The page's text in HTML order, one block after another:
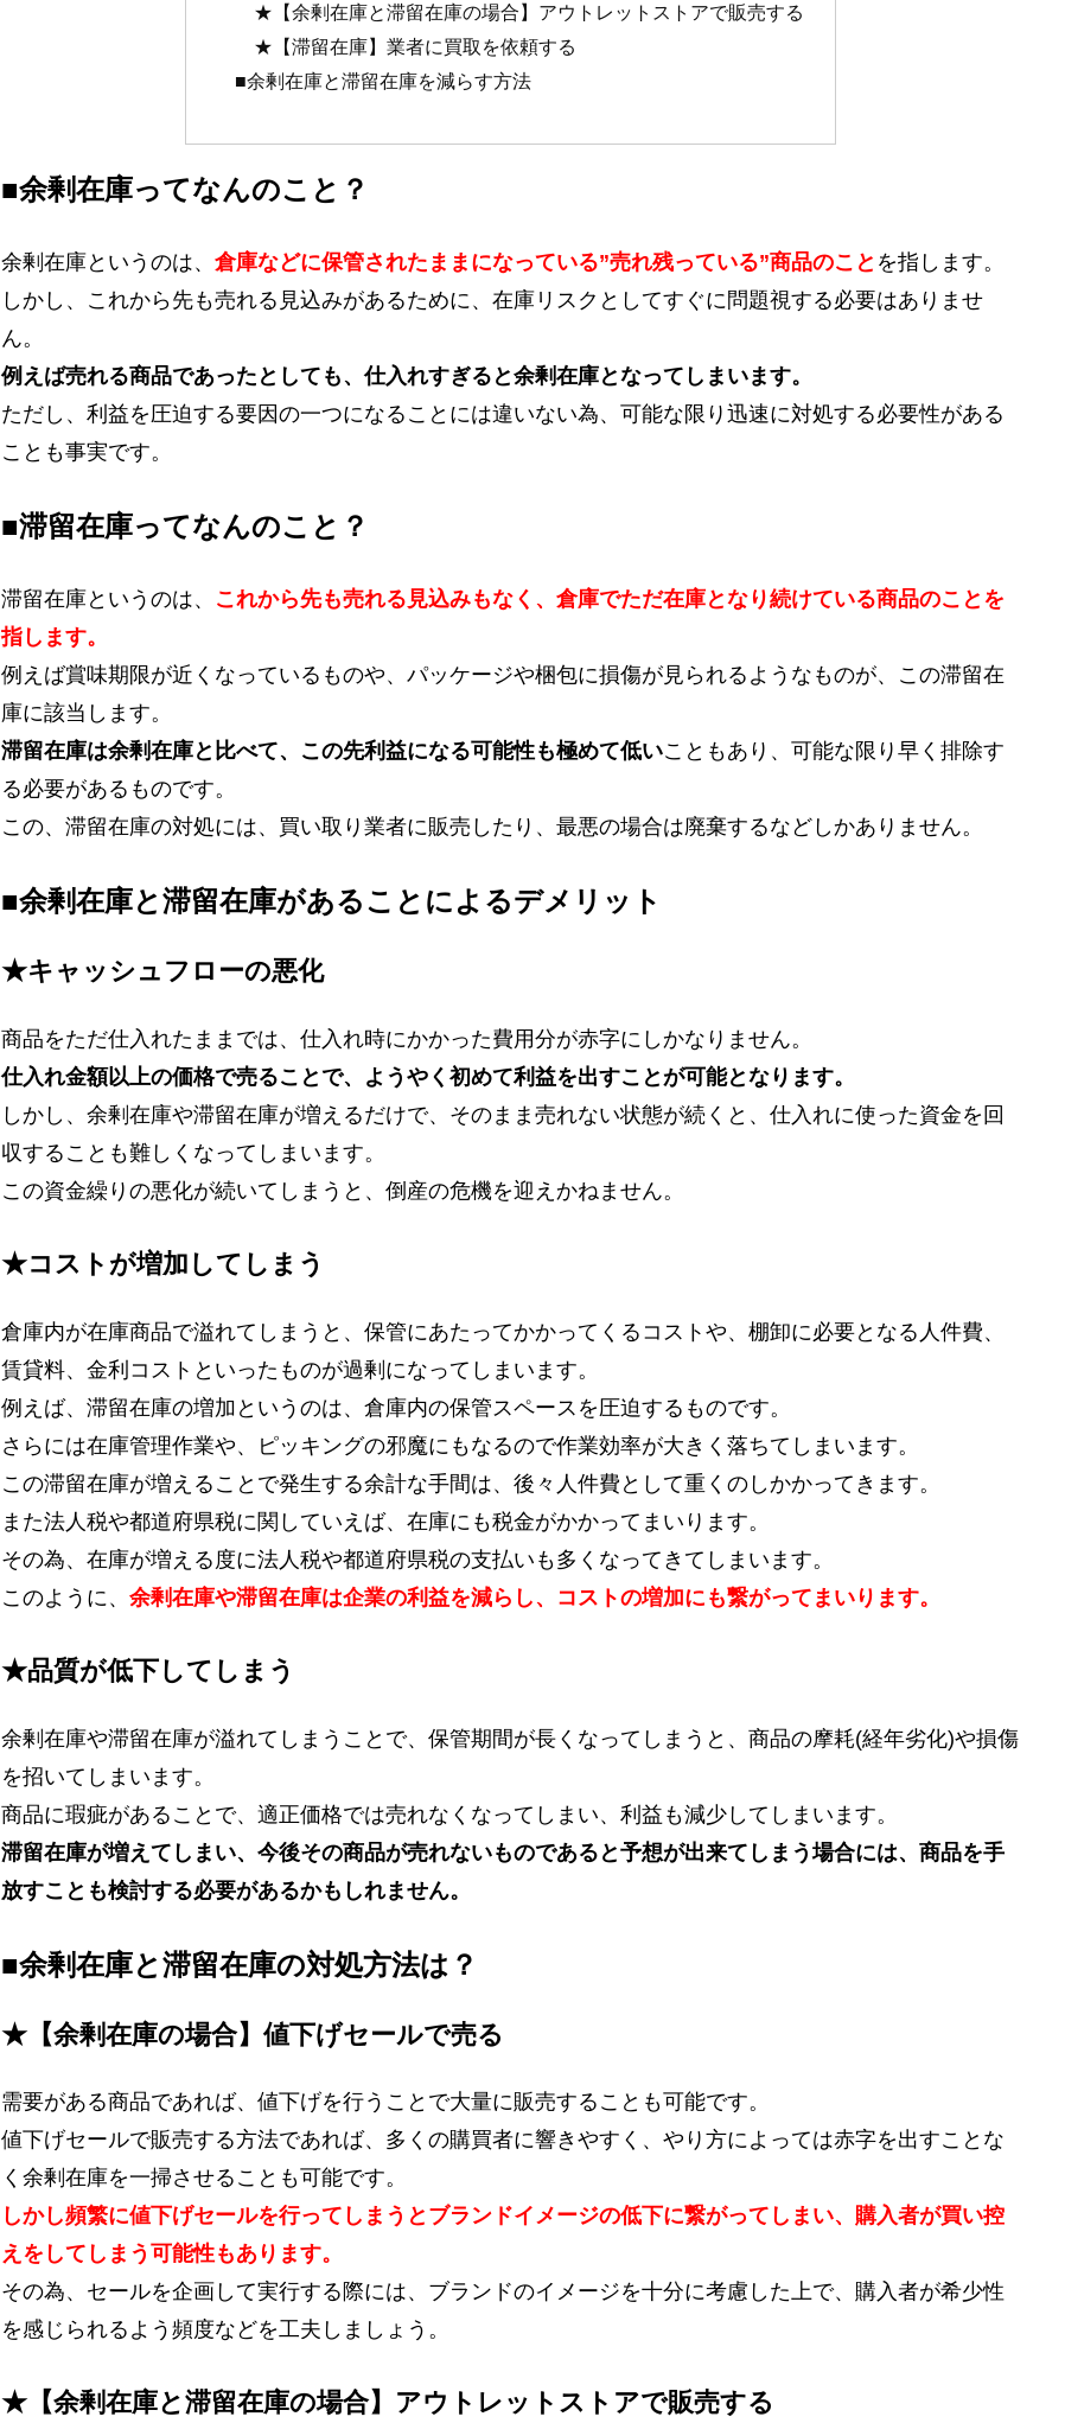
★【余剰在庫と滞留在庫の場合】アウトレットストアで販売する
★【滞留在庫】業者に買取を依頼する
■余剰在庫と滞留在庫を減らす方法
■余剰在庫ってなんのこと？
余剰在庫というのは、 倉庫などに保管されたままになっている”売れ残っている”商品のこと を指します。
しかし、これから先も売れる見込みがあるために、在庫リスクとしてすぐに問題視する必要はありませ
ん。
例えば売れる商品であったとしても、仕入れすぎると余剰在庫となってしまいます。
ただし、利益を圧迫する要因の一つになることには違いない為、可能な限り迅速に対処する必要性がある
ことも事実です。
■滞留在庫ってなんのこと？
滞留在庫というのは、 これから先も売れる見込みもなく、倉庫でただ在庫となり続けている商品のことを
指します。
例えば賞味期限が近くなっているものや、パッケージや梱包に損傷が見られるようなものが、この滞留在
庫に該当します。
滞留在庫は余剰在庫と比べて、この先利益になる可能性も極めて低いこともあり、可能な限り早く排除す
る必要があるものです。
この、滞留在庫の対処には、買い取り業者に販売したり、最悪の場合は廃棄するなどしかありません。
■余剰在庫と滞留在庫があることによるデメリット
★キャッシュフローの悪化
商品をただ仕入れたままでは、仕入れ時にかかった費用分が赤字にしかなりません。
仕入れ金額以上の価格で売ることで、ようやく初めて利益を出すことが可能となります。
しかし、余剰在庫や滞留在庫が増えるだけで、そのまま売れない状態が続くと、仕入れに使った資金を回
収することも難しくなってしまいます。
この資金繰りの悪化が続いてしまうと、倒産の危機を迎えかねません。
★コストが増加してしまう
倉庫内が在庫商品で溢れてしまうと、保管にあたってかかってくるコストや、棚卸に必要となる人件費、
賃貸料、金利コストといったものが過剰になってしまいます。
例えば、滞留在庫の増加というのは、倉庫内の保管スペースを圧迫するものです。
さらには在庫管理作業や、ピッキングの邪魔にもなるので作業効率が大きく落ちてしまいます。
この滞留在庫が増えることで発生する余計な手間は、後々人件費として重くのしかかってきます。
また法人税や都道府県税に関していえば、在庫にも税金がかかってまいります。
その為、在庫が増える度に法人税や都道府県税の支払いも多くなってきてしまいます。
このように、 余剰在庫や滞留在庫は企業の利益を減らし、コストの増加にも繋がってまいります。
★品質が低下してしまう
余剰在庫や滞留在庫が溢れてしまうことで、保管期間が長くなってしまうと、商品の摩耗(経年劣化)や損傷
を招いてしまいます。
商品に瑕疵があることで、適正価格では売れなくなってしまい、利益も減少してしまいます。
滞留在庫が増えてしまい、今後その商品が売れないものであると予想が出来てしまう場合には、商品を手
放すことも検討する必要があるかもしれません。
■余剰在庫と滞留在庫の対処方法は？
★【余剰在庫の場合】値下げセールで売る
需要がある商品であれば、値下げを行うことで大量に販売することも可能です。
値下げセールで販売する方法であれば、多くの購買者に響きやすく、やり方によっては赤字を出すことな
く余剰在庫を一掃させることも可能です。
しかし頻繁に値下げセールを行ってしまうとブランドイメージの低下に繋がってしまい、購入者が買い控
えをしてしまう可能性もあります。
その為、セールを企画して実行する際には、ブランドのイメージを十分に考慮した上で、購入者が希少性
を感じられるよう頻度などを工夫しましょう。
★【余剰在庫と滞留在庫の場合】アウトレットストアで販売する